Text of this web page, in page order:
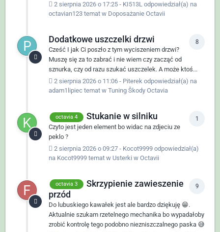
2 sierpnia 2026 o 17:25 - KI513L odpowiedział(a) na
octavian123 temat w Doposażanie Octavii
8
Dodatkowe uszczelki drzwi
Cześć I jak Ci poszło z tym wyciszeniem drzwi?
Muszę się za to zabrać i nie wiem czy zacząć od
sznurka, czy od razu szukać uszczelek. A może ktoś...
2 sierpnia 2026 o 11:06 - Piterek odpowiedział(a) na
adam1lipiec temat w Tuning Škody Octavia
1
octavia 4 Stukanie w silniku
Czyto jest jeden element bo widac na zdjeciu ze
peklo ?
2 sierpnia 2026 o 09:27 - Kocot9999 odpowiedział(a)
na Kocot9999 temat w Usterki w Octavii
9
octavia 3
Skrzypienie zawieszenie
przód
Do lubuskiego kawałek jest ale bardzo dziękuję 😁.
Aktualnie szukam rzetelnego mechanika bo wypadałoby
zrobić kontrolę tego podobno niezniszczalnego paska 😅